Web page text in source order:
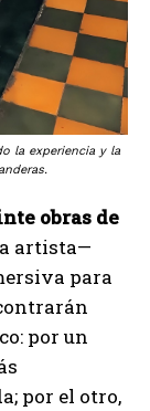
la experiencia y la
obras de
artista—
para
por un
por el otro,